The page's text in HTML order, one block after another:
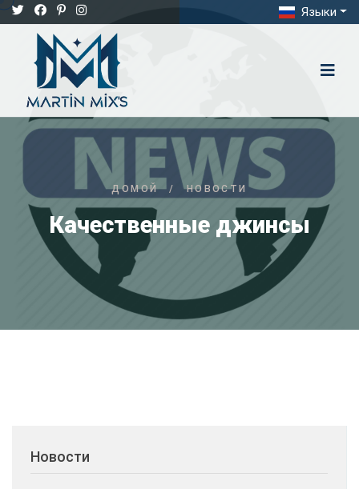
Языки
ДОМОЙ / НОВОСТИ
Качественные джинсы
Новости